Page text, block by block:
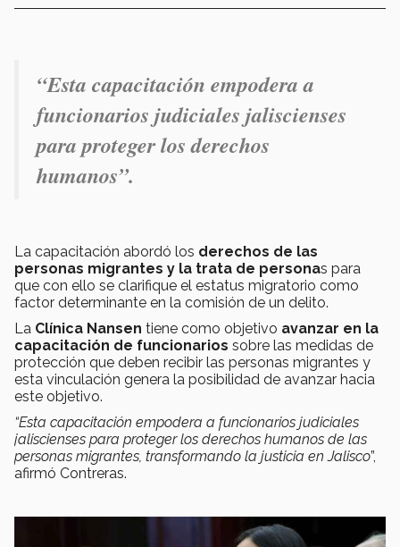
“Esta capacitación empodera a
funcionarios judiciales jaliscienses
para proteger los derechos
humanos”.
La capacitación abordó los derechos de las
personas migrantes y la trata de personas para
que con ello se clarifique el estatus migratorio como
factor determinante en la comisión de un delito.
La Clínica Nansen tiene como objetivo avanzar en la
capacitación de funcionarios sobre las medidas de
protección que deben recibir las personas migrantes y
esta vinculación genera la posibilidad de avanzar hacia
este objetivo.
“Esta capacitación empodera a funcionarios judiciales
jaliscienses para proteger los derechos humanos de las
personas migrantes, transformando la justicia en Jalisco”,
afirmó Contreras.